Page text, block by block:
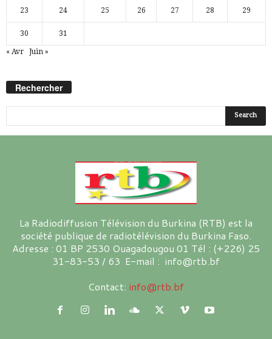
23 24 25 26 27 28 29
30 31
« Avr Juin »
Rechercher
La Radiodiffusion Télévision du Burkina (RTB) est la
société publique de radiotélévision du Burkina Faso.
Adresse : 01 BP 2530 Ouagadougou 01 Tél : (+226) 25
31-83-53 / 63 E-mail : info@rtb.bf
Contact: info@rtb.bf